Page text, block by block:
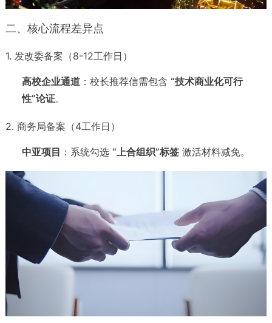
二、核心流程差异点
1. 发改委备案（8-12工作日）
高校企业通道 ：校长推荐信需包含“技术商业化可行
性”论证。
2. 商务局备案（4工作日）
中亚项目 ：系统勾选“上合组织”标签 激活材料减免。